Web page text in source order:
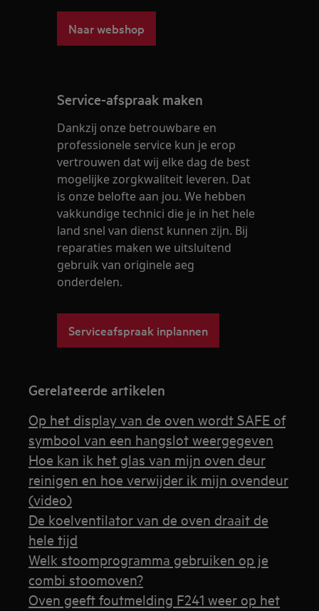
Naar webshop
Service-afspraak maken
Dankzij onze betrouwbare en
professionele service kun je erop
vertrouwen dat wij elke dag de best
mogelijke zorgkwaliteit leveren. Dat
is onze belofte aan jou. We hebben
vakkundige technici die je in het hele
land snel van dienst kunnen zijn. Bij
reparaties maken we uitsluitend
gebruik van originele aeg
onderdelen.
Serviceafspraak inplannen
Gerelateerde artikelen
Op het display van de oven wordt SAFE of
symbool van een hangslot weergegeven
Hoe kan ik het glas van mijn oven deur
reinigen en hoe verwijder ik mijn ovendeur
(video)
De koelventilator van de oven draait de
hele tijd
Welk stoomprogramma gebruiken op je
combi stoomoven?
Oven geeft foutmelding F241 weer op het